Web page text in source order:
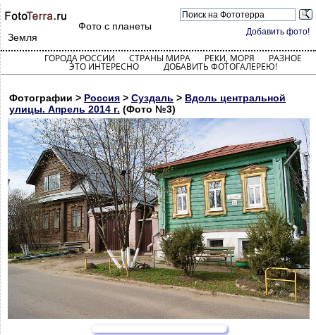
Добавить фото!
Фото с планеты
Земля
ГОРОДА РОССИИ СТРАНЫ МИРА РЕКИ, МОРЯ РАЗНОЕ
ЭТО ИНТЕРЕСНО ДОБАВИТЬ ФОТОГАЛЕРЕЮ!
Фотографии > Россия > Суздаль > Вдоль центральной
улицы. Апрель 2014 г. (Фото №3)